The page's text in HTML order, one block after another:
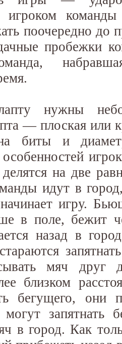
игроком
поочередно до
пробежки
нужны
— плоская или
биты и
на две
идут в
игру.
в поле, бежит
назад в
мяч друг
близком
бегущего, они
запятнать
в город. Как